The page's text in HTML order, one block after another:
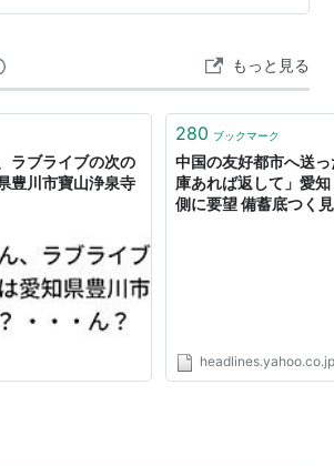
にすごいなと思う☆ 一つひとつの現場
的だった！ 周りの先輩から学びながら
していける職場なら毎日が充実しそう♪
もっと見る
ラブライブの次の
豊川市寶山浄泉寺
280 ブックマーク
中国の友好都市へ送
庫あれば返して」愛
側に要望 備蓄底つく